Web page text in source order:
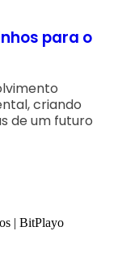
para o
criando
de um futuro
| BitPlayo